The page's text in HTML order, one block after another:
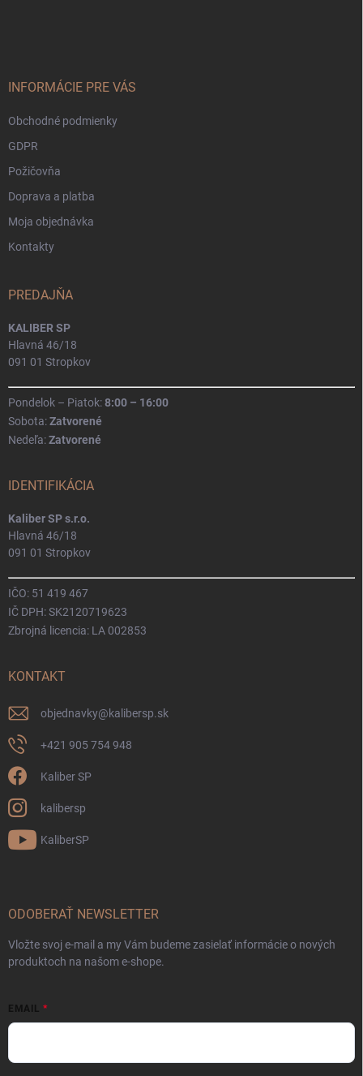
INFORMÁCIE PRE VÁS
Obchodné podmienky
GDPR
Požičovňa
Doprava a platba
Moja objednávka
Kontakty
PREDAJŇA
KALIBER SP
Hlavná 46/18
091 01 Stropkov
Pondelok – Piatok:8:00 – 16:00
Sobota:Zatvorené
Nedeľa:Zatvorené
IDENTIFIKÁCIA
Kaliber SP s.r.o.
Hlavná 46/18
091 01 Stropkov
IČO: 51 419 467
IČ DPH: SK2120719623
Zbrojná licencia: LA 002853
KONTAKT
objednavky@kalibersp.sk
+421 905 754 948
Kaliber SP
kalibersp
KaliberSP
ODOBERAŤ NEWSLETTER
Vložte svoj e-mail a my Vám budeme zasielať informácie o nových
produktoch na našom e-shope.
EMAIL